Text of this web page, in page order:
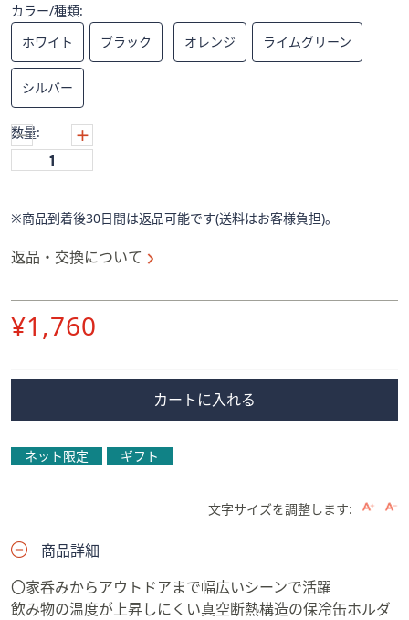
イ
プ
閲
覧
で
す。
カラー/種類:
ホワイト
ブラック オレンジ ライムグリーン
シルバー
数量:
※商品到着後30日間は返品可能です(送料はお客様負担)。
返品・交換について
削
¥1,760
カートに入れる
ネット限定 ギフト
文字サイズを調整します:
商品詳細
〇家呑みからアウトドアまで幅広いシーンで活躍
飲み物の温度が上昇しにくい真空断熱構造の保冷缶ホルダ